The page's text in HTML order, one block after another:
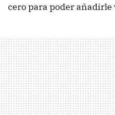
cero para poder añadirle